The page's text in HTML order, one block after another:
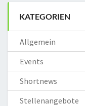
KATEGORIEN
Allgemein
Events
Shortnews
Stellenangebote